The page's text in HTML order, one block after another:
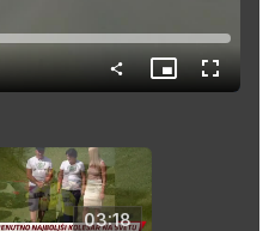
Predvajaj
Slika
v
način
03:18